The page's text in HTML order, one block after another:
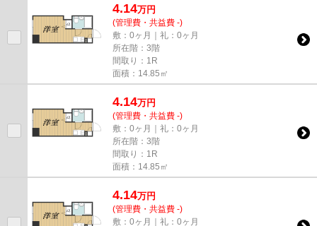
4.14万円
(管理費・共益費 -)
敷：0ヶ月｜礼：0ヶ月
所在階：3階
間取り：1R
面積：14.85㎡
4.14万円
(管理費・共益費 -)
敷：0ヶ月｜礼：0ヶ月
所在階：3階
間取り：1R
面積：14.85㎡
4.14万円
(管理費・共益費 -)
敷：0ヶ月｜礼：0ヶ月